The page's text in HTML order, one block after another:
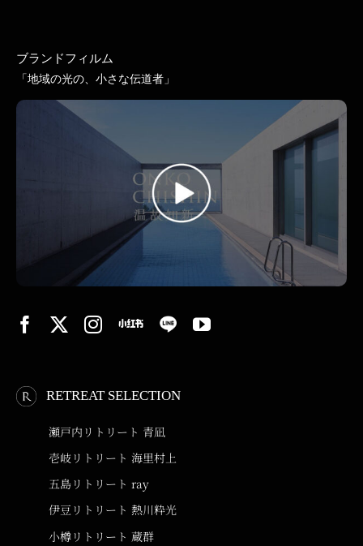
ブランドフィルム
「地域の光の、小さな伝道者」
RETREAT SELECTION
瀬戸内リトリート 青凪
壱岐リトリート 海里村上
五島リトリート ray
伊豆リトリート 熱川粋光
小樽リトリート 蔵群